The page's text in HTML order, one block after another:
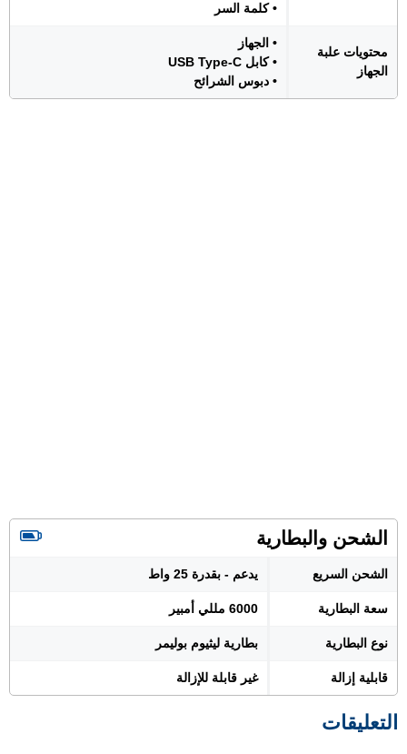
• كلمة السر
محتويات علبة
الجهاز
• الجهاز
• كابل USB Type-C
• دبوس الشرائح
الشحن والبطارية
الشحن السريع يدعم - بقدرة 25 واط
سعة البطارية 6000 مللي أمبير
نوع البطارية بطارية ليثيوم بوليمر
قابلية إزالة غير قابلة للإزالة
التعليقات